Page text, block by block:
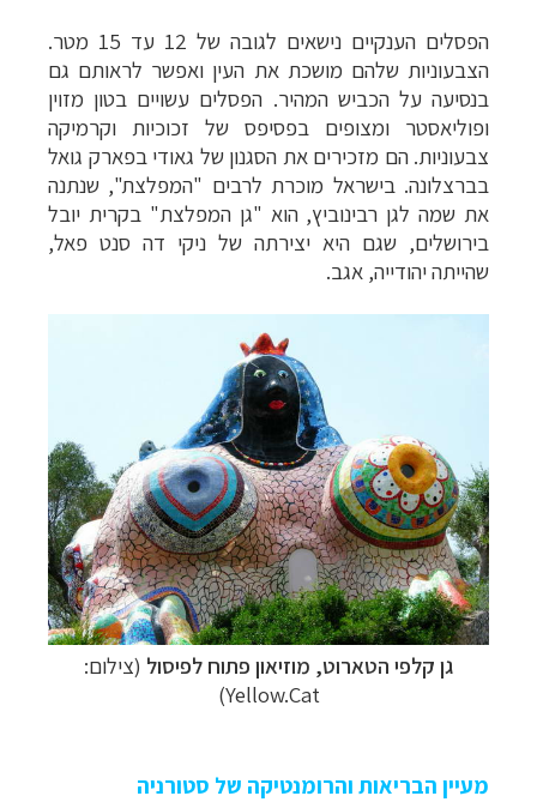
הפסלים הענקיים נישאים לגובה של 12 עד 15 מטר.
הצבעוניות שלהם מושכת את העין ואפשר לראותם גם
בנסיעה על הכביש המהיר. הפסלים עשויים בטון מזוין
ופוליאסטר ומצופים בפסיפס של זכוכיות וקרמיקה
צבעוניות. הם מזכירים את הסגנון של גאודי בפארק גואל
בברצלונה.בישראל מוכרת לרבים "המפלצת", שנתנה
את שמה לגן רבינוביץ, הוא "גן המפלצת" בקרית יובל
בירושלים, שגם היא יצירתה של ניקי דה סנט פאל,
שהייתה יהודייה, אגב.
גן קלפי הטארוט, מוזיאון פתוח לפיסול (צילום:
Yellow.Cat)
מעיין הבריאות והרומנטיקה של סטורניה